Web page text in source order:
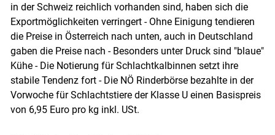
in der Schweiz reichlich vorhanden sind, haben sich die
Exportmöglichkeiten verringert - Ohne Einigung tendieren
die Preise in Österreich nach unten, auch in Deutschland
gaben die Preise nach - Besonders unter Druck sind "blaue"
Kühe - Die Notierung für Schlachtkalbinnen setzt ihre
stabile Tendenz fort - Die NÖ Rinderbörse bezahlte in der
Vorwoche für Schlachtstiere der Klasse U einen Basispreis
von 6,95 Euro pro kg inkl. USt.